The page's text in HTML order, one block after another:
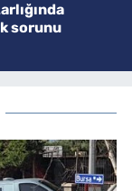
sorunu